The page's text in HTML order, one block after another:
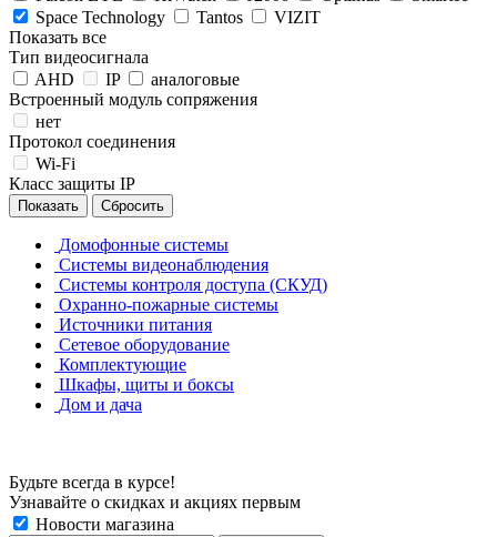
Space Technology
Tantos
VIZIT
Показать все
Тип видеосигнала
AHD
IP
аналоговые
Встроенный модуль сопряжения
нет
Протокол соединения
Wi-Fi
Класс защиты IP
Сбросить
Домофонные системы
Системы видеонаблюдения
Системы контроля доступа (СКУД)
Охранно-пожарные системы
Источники питания
Сетевое оборудование
Комплектующие
Шкафы, щиты и боксы
Дом и дача
Будьте всегда в курсе!
Узнавайте о скидках и акциях первым
Новости магазина